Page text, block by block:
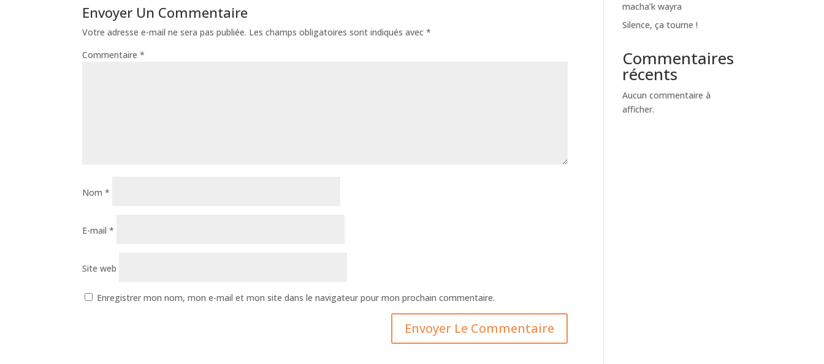
Envoyer Un Commentaire
Votre adresse e-mail ne sera pas publiée. Les champs obligatoires sont indiqués avec*
Commentaire*
Nom*
E-mail*
Site web
Enregistrer mon nom, mon e-mail et mon site dans le navigateur pour mon prochain commentaire.
macha’k wayra
Silence, ça tourne !
Commentaires
récents
Aucun commentaire à
afficher.